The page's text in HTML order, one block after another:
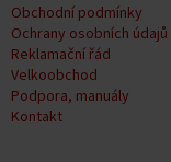
Obchodní podmínky
Ochrany osobních údajů
Reklamační řád
Velkoobchod
Podpora, manuály
Kontakt